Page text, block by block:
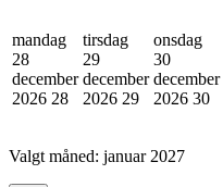
mandag
28
december
2026 28
tirsdag
29
december
2026 29
onsdag
30
december
2026 30
Valgt måned: januar 2027